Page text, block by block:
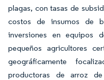
plagas, con tasas de
costos de insumos de
inversiones en equipos
pequeños agricultores
geográficamente
productoras de arroz